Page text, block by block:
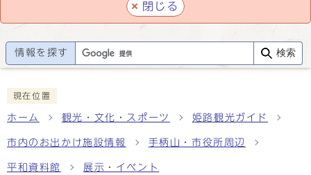
閉じる
情報を探す 検索
現在位置
ホーム 観光・文化・スポーツ 姫路観光ガイド
市内のお出かけ施設情報 手柄山・市役所周辺
平和資料館 展示・イベント